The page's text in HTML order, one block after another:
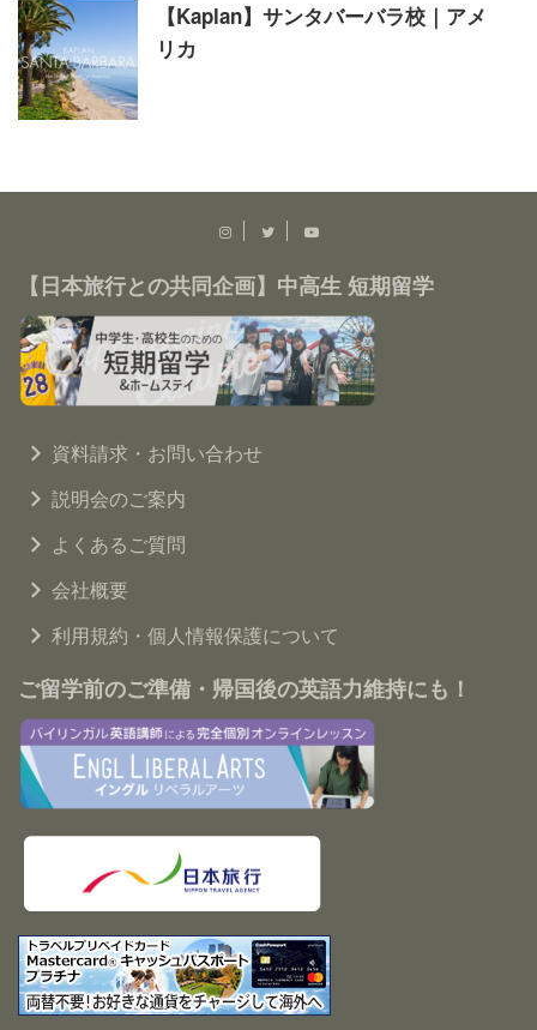
【Kaplan】サンタバーバラ校｜アメ
リカ
【日本旅行との共同企画】中高生 短期留学
資料請求・お問い合わせ
説明会のご案内
よくあるご質問
会社概要
利用規約・個人情報保護について
ご留学前のご準備・帰国後の英語力維持にも！